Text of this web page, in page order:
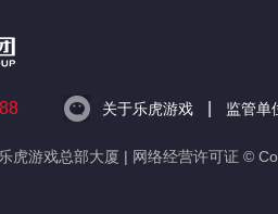
关于乐虎游戏 监管单
虎游戏总部大厦 | 网络经营许可证 ©